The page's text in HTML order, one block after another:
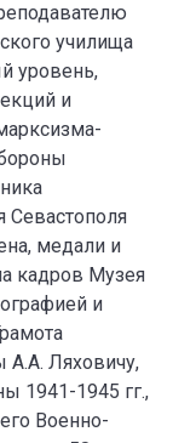
училища
уровень,
и
Севастополя
медали и
кадров Музея
и
А.А. Ляховичу,
1941-1945 гг.,
Военно-